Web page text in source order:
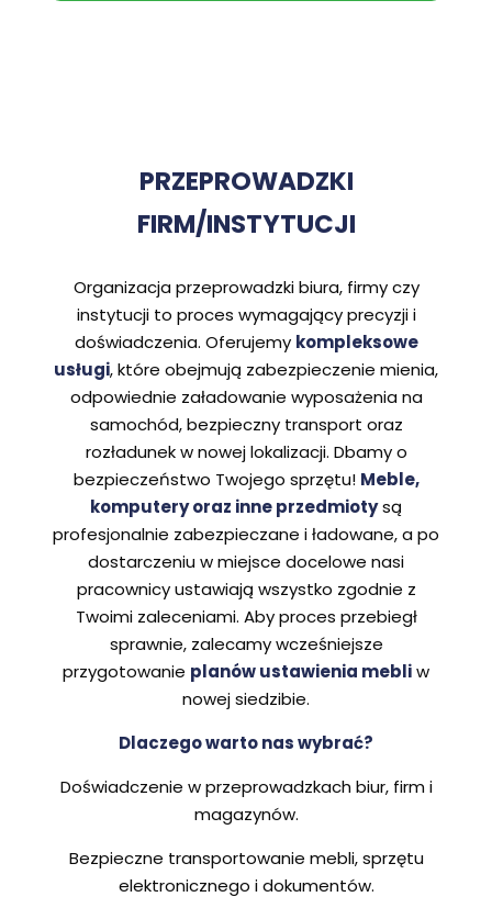
PRZEPROWADZKI
FIRM/INSTYTUCJI
Organizacja przeprowadzki biura, firmy czy
instytucji to proces wymagający precyzji i
doświadczenia. Oferujemy kompleksowe
usługi, które obejmują zabezpieczenie mienia,
odpowiednie załadowanie wyposażenia na
samochód, bezpieczny transport oraz
rozładunek w nowej lokalizacji. Dbamy o
bezpieczeństwo Twojego sprzętu! Meble,
komputery oraz inne przedmiotysą
profesjonalnie zabezpieczane i ładowane, a po
dostarczeniu w miejsce docelowe nasi
pracownicy ustawiają wszystko zgodnie z
Twoimi zaleceniami. Aby proces przebiegł
sprawnie, zalecamy wcześniejsze
przygotowanie planów ustawienia mebliw
nowej siedzibie.
Dlaczego warto nas wybrać?
Doświadczenie w przeprowadzkach biur, firm i
magazynów.
Bezpieczne transportowanie mebli, sprzętu
elektronicznego i dokumentów.